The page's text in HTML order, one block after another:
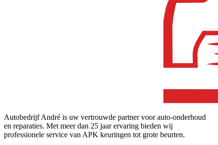
Autobedrijf André is uw vertrouwde partner voor auto-onderhoud
en reparaties. Met meer dan 25 jaar ervaring bieden wij
professionele service van APK keuringen tot grote beurten.